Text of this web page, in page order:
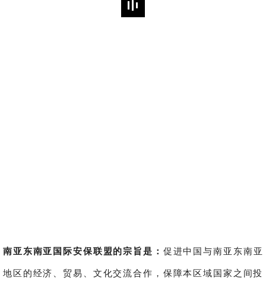
南亚东南亚国际安保联盟的宗旨是： 促进中国与南亚东南亚
地区的经济、贸易、文化交流合作，保障本区域国家之间投